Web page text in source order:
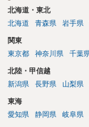
北海道・東北
北海道
青森県 岩手県
関東
東京都
神奈川県 千葉
北陸・甲信越
新潟県
長野県 山梨県
東海
愛知県
静岡県 岐阜県